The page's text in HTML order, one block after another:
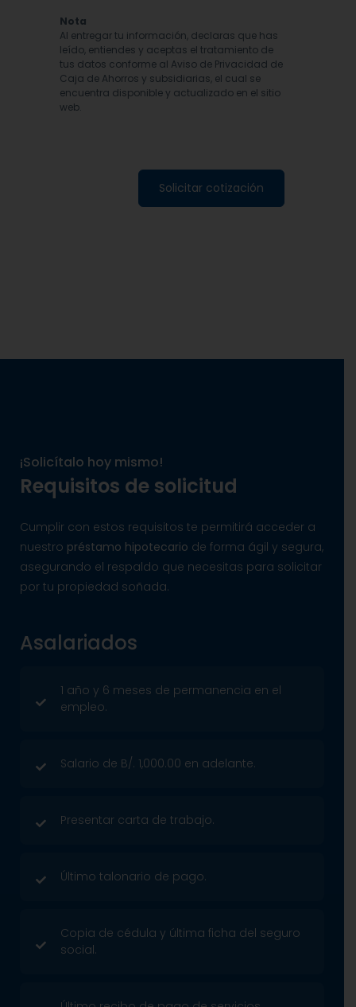
Nota
Al entregar tu información, declaras que has
leído, entiendes y aceptas el tratamiento de
tus datos conforme al Aviso de Privacidad de
Caja de Ahorros y subsidiarias, el cual se
encuentra disponible y actualizado en el sitio
web.
Solicitar cotización
¡Solicítalo hoy mismo!
Requisitos de solicitud
Cumplir con estos requisitos te permitirá acceder a
nuestro préstamo hipotecario de forma ágil y segura,
asegurando el respaldo que necesitas para solicitar
por tu propiedad soñada.
Asalariados
1 año y 6 meses de permanencia en el
empleo.
Salario de B/. 1,000.00 en adelante.
Presentar carta de trabajo.
Último talonario de pago.
Copia de cédula y última ficha del seguro
social.